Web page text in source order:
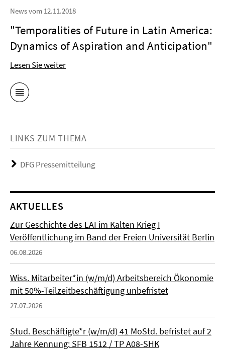
News vom 12.11.2018
"Temporalities of Future in Latin America:
Dynamics of Aspiration and Anticipation"
Lesen Sie weiter
LINKS ZUM THEMA
DFG Pressemitteilung
AKTUELLES
Zur Geschichte des LAI im Kalten Krieg I
Veröffentlichung im Band der Freien Universität Berlin
06.08.2026
Wiss. Mitarbeiter*in (w/m/d) Arbeitsbereich Ökonomie
mit 50%-Teilzeitbeschäftigung unbefristet
27.07.2026
Stud. Beschäftigte*r (w/m/d) 41 MoStd. befristet auf 2
Jahre Kennung: SFB 1512 / TP A08-SHK